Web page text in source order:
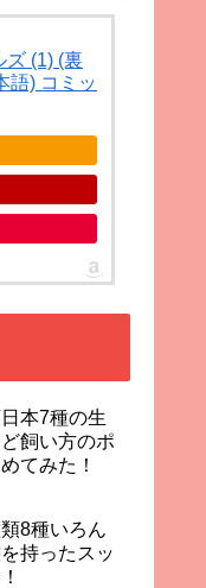
(1) (裏
語) コミッ
本7種の生
飼い方のポ
てみた！
8種いろん
持ったスッ